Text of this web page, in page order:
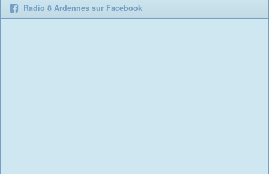
Radio 8 Ardennes sur Facebook